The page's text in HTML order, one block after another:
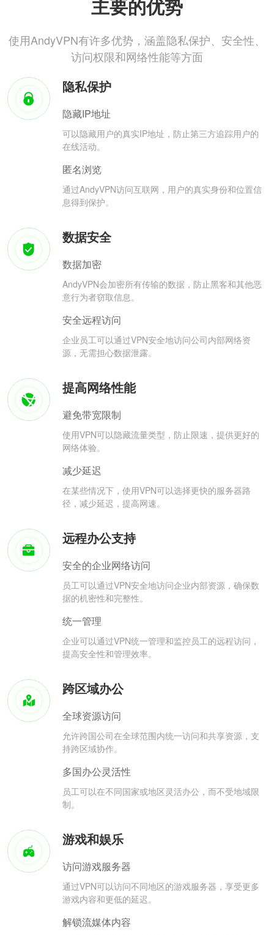
主要的优势
使用AndyVPN有许多优势，涵盖隐私保护、安全性、
访问权限和网络性能等方面
隐私保护
隐藏IP地址
可以隐藏用户的真实IP地址，防止第三方追踪用户的
在线活动。
匿名浏览
通过AndyVPN访问互联网，用户的真实身份和位置信
息得到保护。
数据安全
数据加密
AndyVPN会加密所有传输的数据，防止黑客和其他恶
意行为者窃取信息。
安全远程访问
企业员工可以通过VPN安全地访问公司内部网络资
源，无需担心数据泄露。
提高网络性能
避免带宽限制
使用VPN可以隐藏流量类型，防止限速，提供更好的
网络体验。
减少延迟
在某些情况下，使用VPN可以选择更快的服务器路
径，减少延迟，提高网速。
远程办公支持
安全的企业网络访问
员工可以通过VPN安全地访问企业内部资源，确保数
据的机密性和完整性。
统一管理
企业可以通过VPN统一管理和监控员工的远程访问，
提高安全性和管理效率。
跨区域办公
全球资源访问
允许跨国公司在全球范围内统一访问和共享资源，支
持跨区域协作。
多国办公灵活性
员工可以在不同国家或地区灵活办公，而不受地域限
制。
游戏和娱乐
访问游戏服务器
通过VPN可以访问不同地区的游戏服务器，享受更多
游戏内容和更低的延迟。
解锁流媒体内容